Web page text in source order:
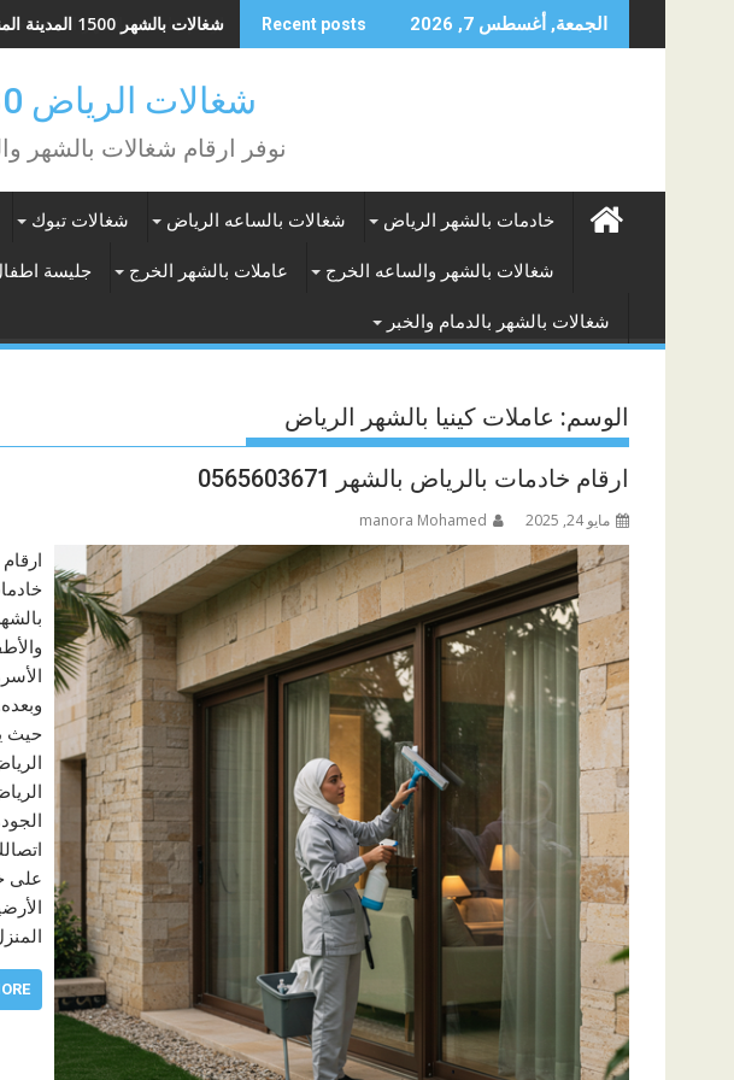
to
الجمعة, أغسطس 7, 2026 Recent posts شغالات بالشهر 1500 المدينة المنورة 0590265327
شغالات الرياض 0571493230- 0565603671
نوفر ارقام شغالات بالشهر
خادمات بالشهر الرياض شغالات بالساعه الرياض شغالات تبوك
شغالات بالشهر والساعه الخرج عاملات بالشهر الخرج جليسة
شغالات بالشهر بالدمام والخبر
الوسم: عاملات كينيا بالشهر الرياض
ارقام خادمات بالرياض بالشهر 0565603671
مايو 24, 2025 manora Mohamed
على